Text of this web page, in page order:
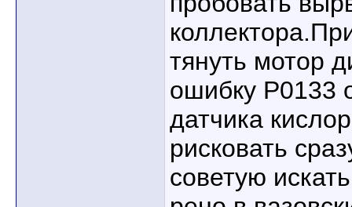
тянуть мотор
ошибку Р0133
датчика
рисковать
советую